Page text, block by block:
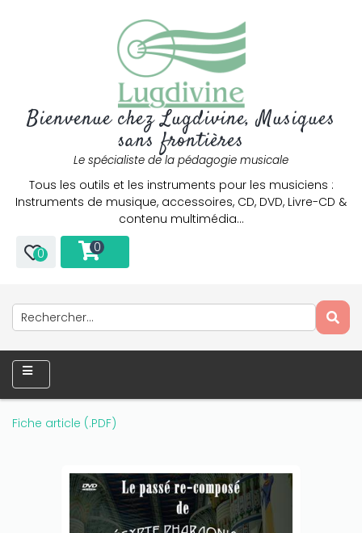
Bienvenue chez Lugdivine, Musiques
sans frontières
Le spécialiste de la pédagogie musicale
Tous les outils et les instruments pour les musiciens :
Instruments de musique, accessoires, CD, DVD, Livre-CD &
contenu multimédia…
0 0
Fiche article (.PDF)